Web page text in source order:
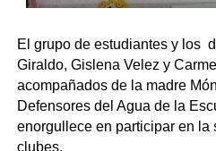
El grupo de estudiantes y los
Giraldo, Gislena Velez y
acompañados de la madre
Defensores del Agua de la
enorgullece en participar en la
clubes.